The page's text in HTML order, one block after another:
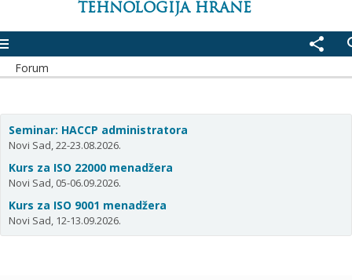
TEHNOLOGIJA HRANE
share
Forum
Seminar: HACCP administratora
Novi Sad, 22-23.08.2026.
Kurs za ISO 22000 menadžera
Novi Sad, 05-06.09.2026.
Kurs za ISO 9001 menadžera
Novi Sad, 12-13.09.2026.